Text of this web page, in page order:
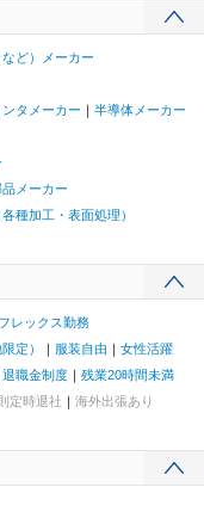
ど）メーカー
タメーカー
半導体メーカー
メーカー
種加工・表面処理）
フレックス勤務
定） 服装自由
女性活躍
退職金制度
残業20時間未満
定時退社
海外出張あり